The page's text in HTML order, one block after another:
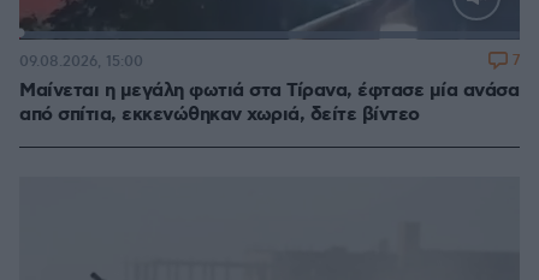
Μαίνεται η μεγάλη φωτιά στα Τίρανα, έφτασε μία ανάσα
από σπίτια, εκκενώθηκαν χωριά, δείτε βίντεο
09.08.2026, 15:00 7